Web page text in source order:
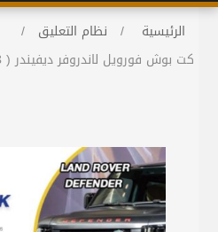
الرئيسية / نظام التعليق
/
كت بوش فورويل لاندروفر ديفيندر ( 1998 - 2007 )